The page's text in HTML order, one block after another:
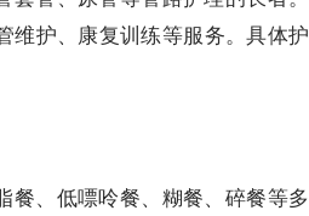
维护、康复训练等服务。具体护
餐、低嘌呤餐、糊餐、碎餐等多